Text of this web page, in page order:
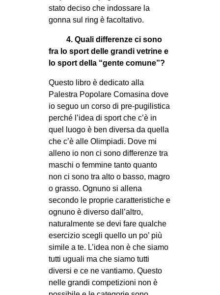
stato deciso che indossare la
gonna sul ring è facoltativo.
4. Quali differenze ci sono
fra lo sport delle grandi vetrine e
lo sport della “gente comune”?
Questo libro è dedicato alla
Palestra Popolare Comasina dove
io seguo un corso di pre-pugilistica
perché l’idea di sport che c’è in
quel luogo è ben diversa da quella
che c’è alle Olimpiadi. Dove mi
alleno io non ci sono differenze tra
maschi o femmine tanto quanto
non ci sono tra alto o basso, magro
o grasso. Ognuno si allena
secondo le proprie caratteristiche e
ognuno è diverso dall’altro,
naturalmente se devi fare qualche
esercizio scegli quello un po’ più
simile a te. L’idea non è che siamo
tutti uguali ma che siamo tutti
diversi e ce ne vantiamo. Questo
nelle grandi competizioni non è